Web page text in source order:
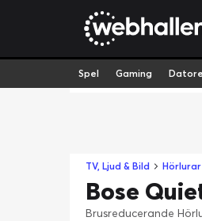
Spel Gaming
TV, Ljud & Bild Hörlurar
Bose
Brusreducerande